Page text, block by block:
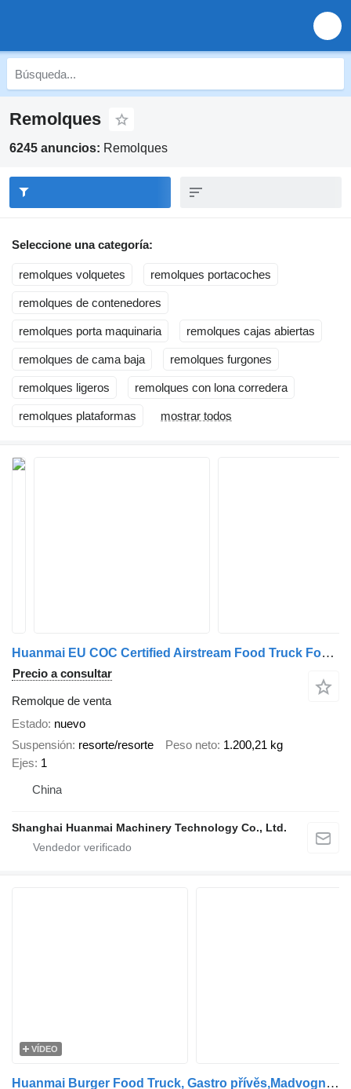
Remolques
6245 anuncios: Remolques
Seleccione una categoría:
remolques volquetes remolques portacoches
remolques de contenedores
remolques porta maquinaria remolques cajas abiertas
remolques de cama baja remolques furgones
remolques ligeros remolques con lona corredera
remolques plataformas mostrar todos
Huanmai EU COC Certified Airstream Food Truck Food Trailer
Precio a consultar
Remolque de venta
Estado nuevo
Suspensión resorte/resorte Peso neto 1.200,21 kg
Ejes 1
China
Shanghai Huanmai Machinery Technology Co., Ltd.
VÍDEO
Huanmai Burger Food Truck, Gastro přívěs,Madvogn Foodtruck